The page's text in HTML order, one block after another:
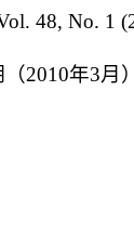
48, No. 1
2010年3月